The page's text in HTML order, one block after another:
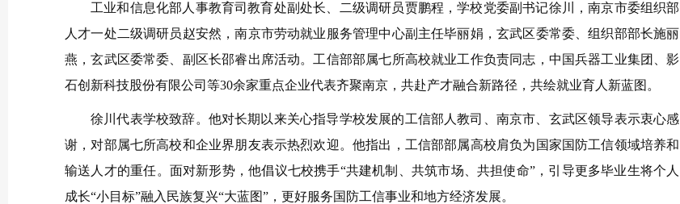
工业和信息化部人事教育司教育处副处长、二级调研员贾鹏程，学校党委副书记徐川，南京市委组织部
人才一处二级调研员赵安然，南京市劳动就业服务管理中心副主任毕丽娟，玄武区委常委、组织部部长施丽
燕，玄武区委常委、副区长邵睿出席活动。工信部部属七所高校就业工作负责同志，中国兵器工业集团、影
石创新科技股份有限公司等30余家重点企业代表齐聚南京，共赴产才融合新路径，共绘就业育人新蓝图。
徐川代表学校致辞。他对长期以来关心指导学校发展的工信部人教司、南京市、玄武区领导表示衷心感
谢，对部属七所高校和企业界朋友表示热烈欢迎。他指出，工信部部属高校肩负为国家国防工信领域培养和
输送人才的重任。面对新形势，他倡议七校携手“共建机制、共筑市场、共担使命”，引导更多毕业生将个人
成长“小目标”融入民族复兴“大蓝图”，更好服务国防工信事业和地方经济发展。